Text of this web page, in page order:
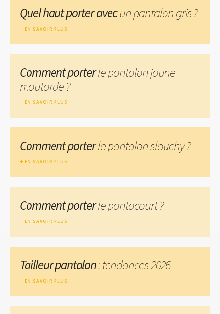
Quel haut porter avecun pantalon gris ?
EN SAVOIR PLUS
Comment porterle pantalon jaune
moutarde ?
EN SAVOIR PLUS
Comment porterle pantalon slouchy ?
EN SAVOIR PLUS
Comment porterle pantacourt ?
EN SAVOIR PLUS
Tailleur pantalon: tendances 2026
EN SAVOIR PLUS